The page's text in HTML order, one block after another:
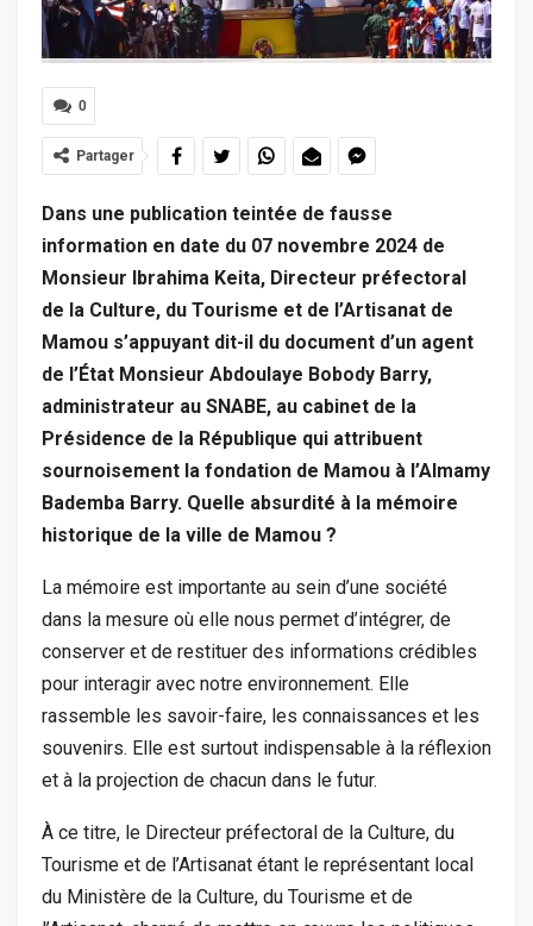
0
Partager
Dans une publication teintée de fausse
information en date du 07 novembre 2024 de
Monsieur Ibrahima Keita, Directeur préfectoral
de la Culture, du Tourisme et de l’Artisanat de
Mamou s’appuyant dit-il du document d’un agent
de l’État Monsieur Abdoulaye Bobody Barry,
administrateur au SNABE, au cabinet de la
Présidence de la République qui attribuent
sournoisement la fondation de Mamou à l’Almamy
Bademba Barry. Quelle absurdité à la mémoire
historique de la ville de Mamou ?
La mémoire est importante au sein d’une société
dans la mesure où elle nous permet d’intégrer, de
conserver et de restituer des informations crédibles
pour interagir avec notre environnement. Elle
rassemble les savoir-faire, les connaissances et les
souvenirs. Elle est surtout indispensable à la réflexion
et à la projection de chacun dans le futur.
À ce titre, le Directeur préfectoral de la Culture, du
Tourisme et de l’Artisanat étant le représentant local
du Ministère de la Culture, du Tourisme et de